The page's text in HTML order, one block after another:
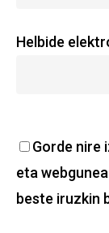
Helbide
Gorde nire
eta
beste iruzkin